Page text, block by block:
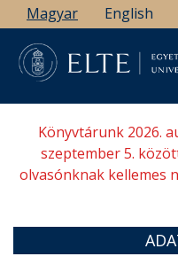
Ugrás
a
tartalomra
Magyar English
Könyvtárunk 2026.
szeptember 5.
olvasónknak kellemes